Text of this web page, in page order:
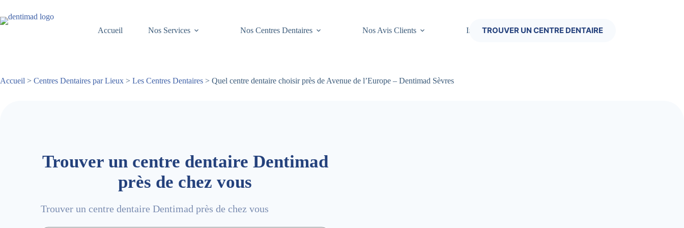
contenu
Accueil
Nos Services Nos Centres Dentaires Nos Avis Clients Infos Pratiques
TROUVER UN CENTRE DENTAIRE
Accueil > Centres Dentaires par Lieux > Les Centres Dentaires > Quel centre dentaire choisir près de Avenue de l’Europe – Dentimad Sèvres
Trouver un centre dentaire Dentimad
près de chez vous
Trouver un centre dentaire Dentimad près de chez vous